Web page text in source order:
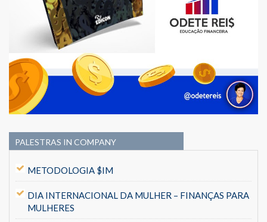
PALESTRAS IN COMPANY
METODOLOGIA $IM
DIA INTERNACIONAL DA MULHER – FINANÇAS PARA
MULHERES